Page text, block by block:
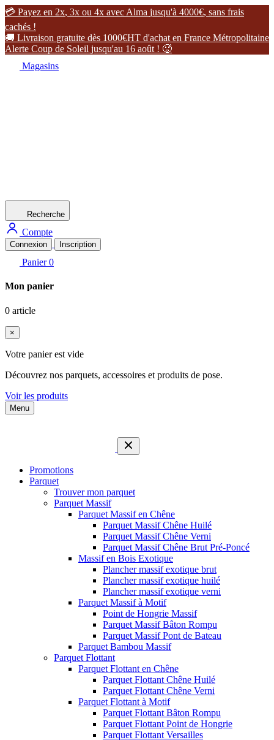
 Payez en 2x, 3x ou 4x avec Alma jusqu'à 4000€, sans frais
cachés !
 Livraison gratuite dès 1000€HT d'achat en France Métropolitaine
Alerte Coup de Soleil jusqu'au 16 août ! 
Magasins
Recherche
Compte
Connexion Inscription
Panier 0
Mon panier
0 article
×
Votre panier est vide
Découvrez nos parquets, accessoires et produits de pose.
Voir les produits
Menu
Promotions
Parquet
Trouver mon parquet
Parquet Massif
Parquet Massif en Chêne
Parquet Massif Chêne Huilé
Parquet Massif Chêne Verni
Parquet Massif Chêne Brut Pré-Poncé
Massif en Bois Exotique
Plancher massif exotique brut
Plancher massif exotique huilé
Plancher massif exotique verni
Parquet Massif à Motif
Point de Hongrie Massif
Parquet Massif Bâton Rompu
Parquet Massif Pont de Bateau
Parquet Bambou Massif
Parquet Flottant
Parquet Flottant en Chêne
Parquet Flottant Chêne Huilé
Parquet Flottant Chêne Verni
Parquet Flottant à Motif
Parquet Flottant Bâton Rompu
Parquet Flottant Point de Hongrie
Parquet Flottant Versailles